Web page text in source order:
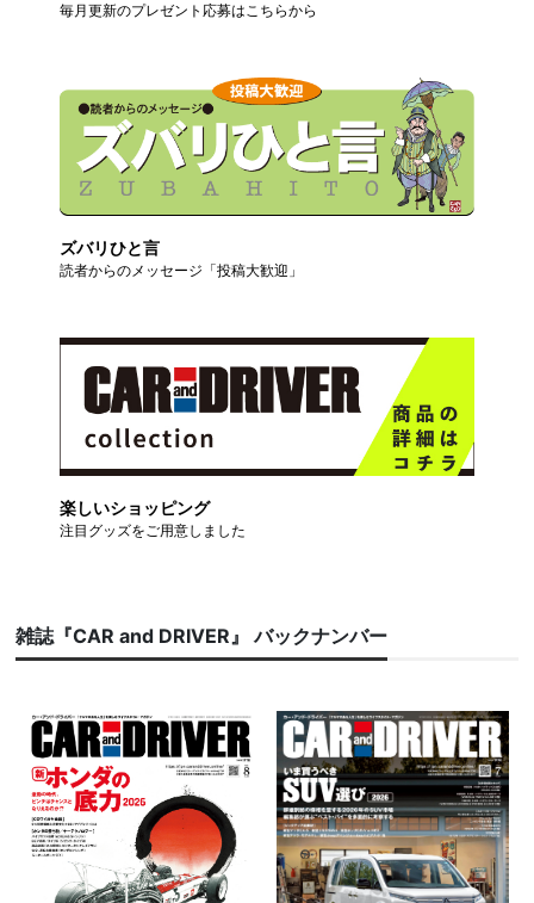
毎月更新のプレゼント応募はこちらから
ズバリひと言
読者からのメッセージ「投稿大歓迎」
楽しいショッピング
注目グッズをご用意しました
雑誌『CAR and DRIVER』 バックナンバー